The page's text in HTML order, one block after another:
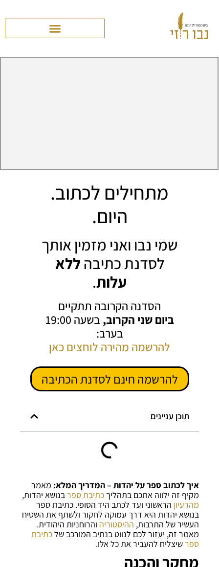
מתחילים לכתוב.
היום.
שמי נבו ואני מזמין אותך
לסדנת כתיבהללא
עלות.
הסדנה הקרובה תתקיים
ביום שני הקרוב,
בשעה 19:00
בערב:
להרשמה מהירה לוחצים כאן
להרשמה חינם לסדנת הכתיבה
תוכן עניינים
איך לכתוב ספר על יהדות – המדריך המלא: מאמר
מקיף זה ילווה אתכם בתהליךכתיבת ספרבנושא יהדות,
מהרעיון הראשוני ועד לכתב היד הסופי. כתיבת ספר
בנושא יהדות היא דרך עמוקה לחקור ולשתף את השטיח
העשיר של התרבות, ההיסטוריה והרוחניות היהודית.
מאמר זה, יעזור לכם לנווט בנתיב המורכב שלכתיבת
ספרשיצליח להעביר את כל אלו.
מחקר והכנה